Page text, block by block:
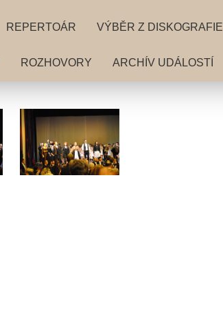
REPERTOÁR VÝBĚR Z DISKOGRAFIE
ROZHOVORY ARCHÍV UDÁLOSTÍ